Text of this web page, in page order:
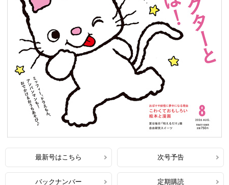
最新号はこちら 次号予告
バックナンバー 定期購読